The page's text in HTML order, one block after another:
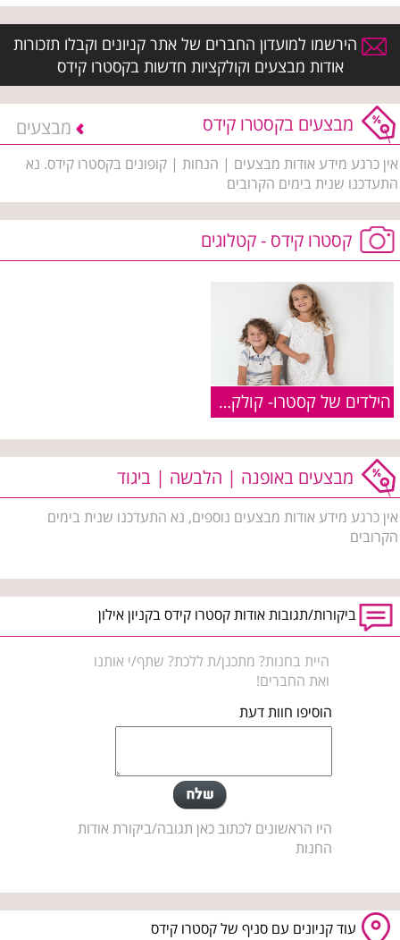
הירשמו למועדון החברים של אתר קניונים וקבלו תזכורות
אודות מבצעים וקולקציות חדשות בקסטרו קידס
מבצעים בקסטרו קידס מבצעים
אין כרגע מידע אודות מבצעים | הנחות | קופונים בקסטרו קידס. נא
התעדכנו שנית בימים הקרובים
קסטרו קידס - קטלוגים
הילדים של קסטרו- קולקציית סתיו 2015
מבצעים באופנה | הלבשה | ביגוד
אין כרגע מידע אודות מבצעים נוספים, נא התעדכנו שנית בימים
הקרובים
ביקורות/תגובות אודות קסטרו קידס בקניון אילון
היית בחנות? מתכנן/ת ללכת? שתף/י אותנו
ואת החברים!
הוסיפו חוות דעת
היו הראשונים לכתוב כאן תגובה/ביקורת אודות
החנות
עוד קניונים עם סניף של קסטרו קידס